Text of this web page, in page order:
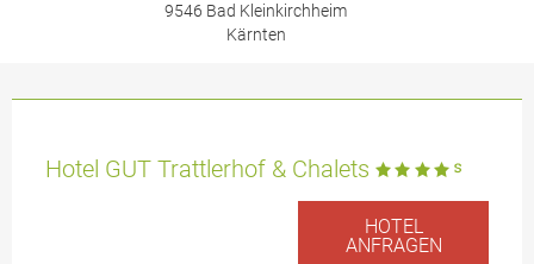
9546 Bad Kleinkirchheim
Kärnten
Hotel GUT Trattlerhof & Chalets
HOTEL
ANFRAGEN